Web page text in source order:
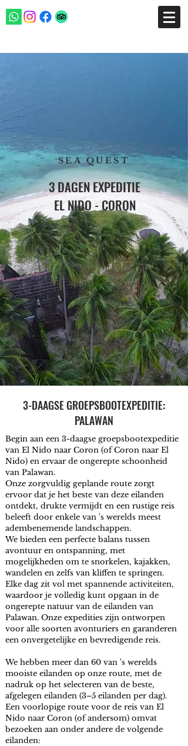
SEA QUEST
3 DAGEN EXPEDITIE
EL NIDO - CORON
3-DAAGSE GROEPSBOOTEXPEDITIE:
PALAWAN
Begin aan een 3-daagse groepsbootexpeditie
van El Nido naar Coron (of Coron naar El
Nido) en ervaar de ongerepte schoonheid
van Palawan.
Onze zorgvuldig geplande route zorgt
ervoor dat je het beste van deze eilanden
ontdekt, drukte vermijdt en een rustige reis
beleeft door enkele van 's werelds meest
adembenemende landschappen.
We bieden een perfecte balans tussen
avontuur en ontspanning, met
mogelijkheden om te snorkelen, kajakken,
wandelen en zelfs van kliffen te springen.
Elke dag zit vol met spannende activiteiten,
waardoor je volledig kunt opgaan in de
ongerepte natuur van de eilanden van
Palawan. Onze expedities zijn ontworpen
voor alle soorten avonturiers en garanderen
een onvergetelijke en bevredigende reis.
We hebben meer dan 60 van 's werelds
mooiste eilanden op onze route, met de
nadruk op het selecteren van de beste,
afgelegen eilanden (3–5 eilanden per dag).
Een voorlopige route voor de reis van El
Nido naar Coron (of andersom) omvat
bezoeken aan onder andere de volgende
eilanden: